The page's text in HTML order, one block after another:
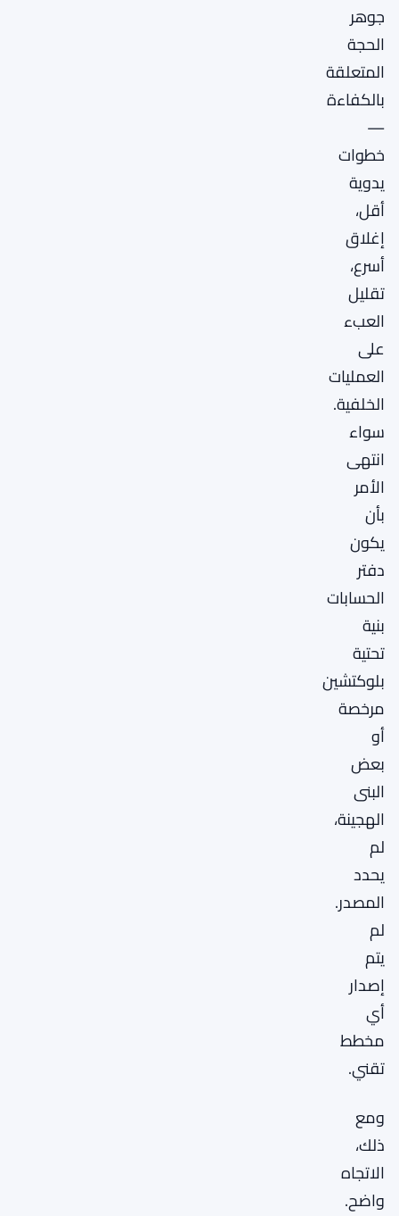
جوهر
الحجة
المتعلقة
بالكفاءة
—
خطوات
يدوية
أقل،
إغلاق
أسرع،
تقليل
العبء
على
العمليات
الخلفية.
سواء
انتهى
الأمر
بأن
يكون
دفتر
الحسابات
بنية
تحتية
بلوكتشين
مرخصة
أو
بعض
البنى
الهجينة،
لم
يحدد
المصدر.
لم
يتم
إصدار
أي
مخطط
تقني.
ومع
ذلك،
الاتجاه
واضح.